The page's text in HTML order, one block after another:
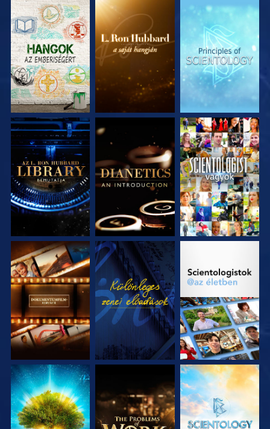
A SOROZAT
RÉSZEI
A SOROZAT
RÉSZEI
A SOROZAT
RÉSZEI
A SOROZAT
RÉSZEI
A SOROZAT
RÉSZEI
MŰSORNÉZÉS
A SOROZAT
RÉSZEI
MŰSORNÉZÉS
A SOROZAT
A SOROZAT
RÉSZEI
A SOROZAT
RÉSZEI
A SOROZAT
RÉSZEI